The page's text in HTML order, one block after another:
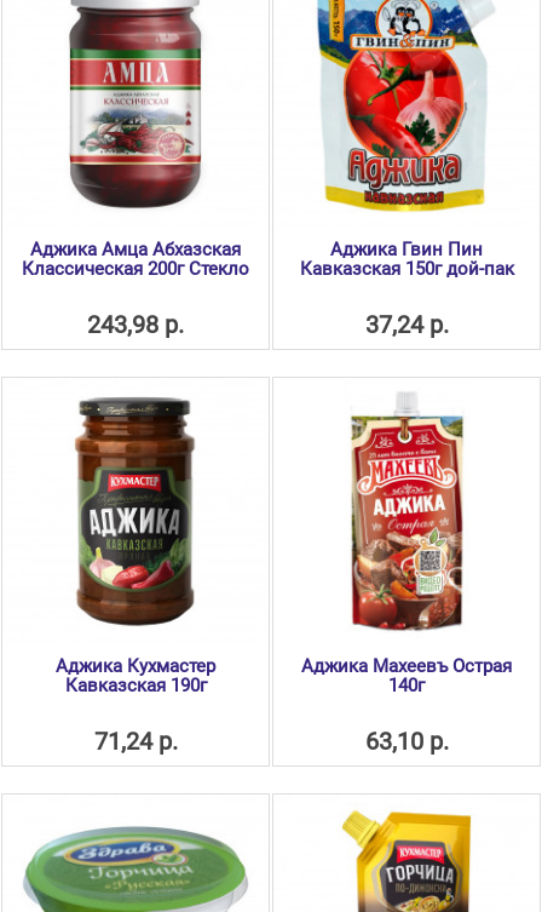
Аджика Амца Абхазская
Классическая 200г Стекло
243,98 р.
Аджика Гвин Пин
Кавказская 150г дой-пак
37,24 р.
Аджика Кухмастер
Кавказская 190г
71,24 р.
Аджика Махеевъ Острая
140г
63,10 р.